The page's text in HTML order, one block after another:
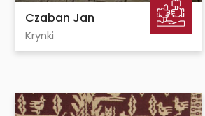
Czaban Jan
Krynki